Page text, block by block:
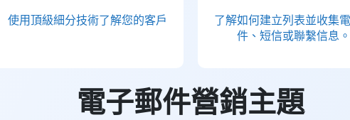
使用頂級細分技術了解您的客戶
了解如何建立列表並收集
件、短信或聯繫信息。
電子郵件營銷主題